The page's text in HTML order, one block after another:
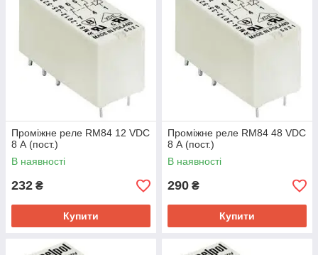
Проміжне реле RM84 12 VDC
8 А (пост.)
В наявності
232 ₴
Купити
Проміжне реле RM84 48 VDC
8 А (пост.)
В наявності
290 ₴
Купити